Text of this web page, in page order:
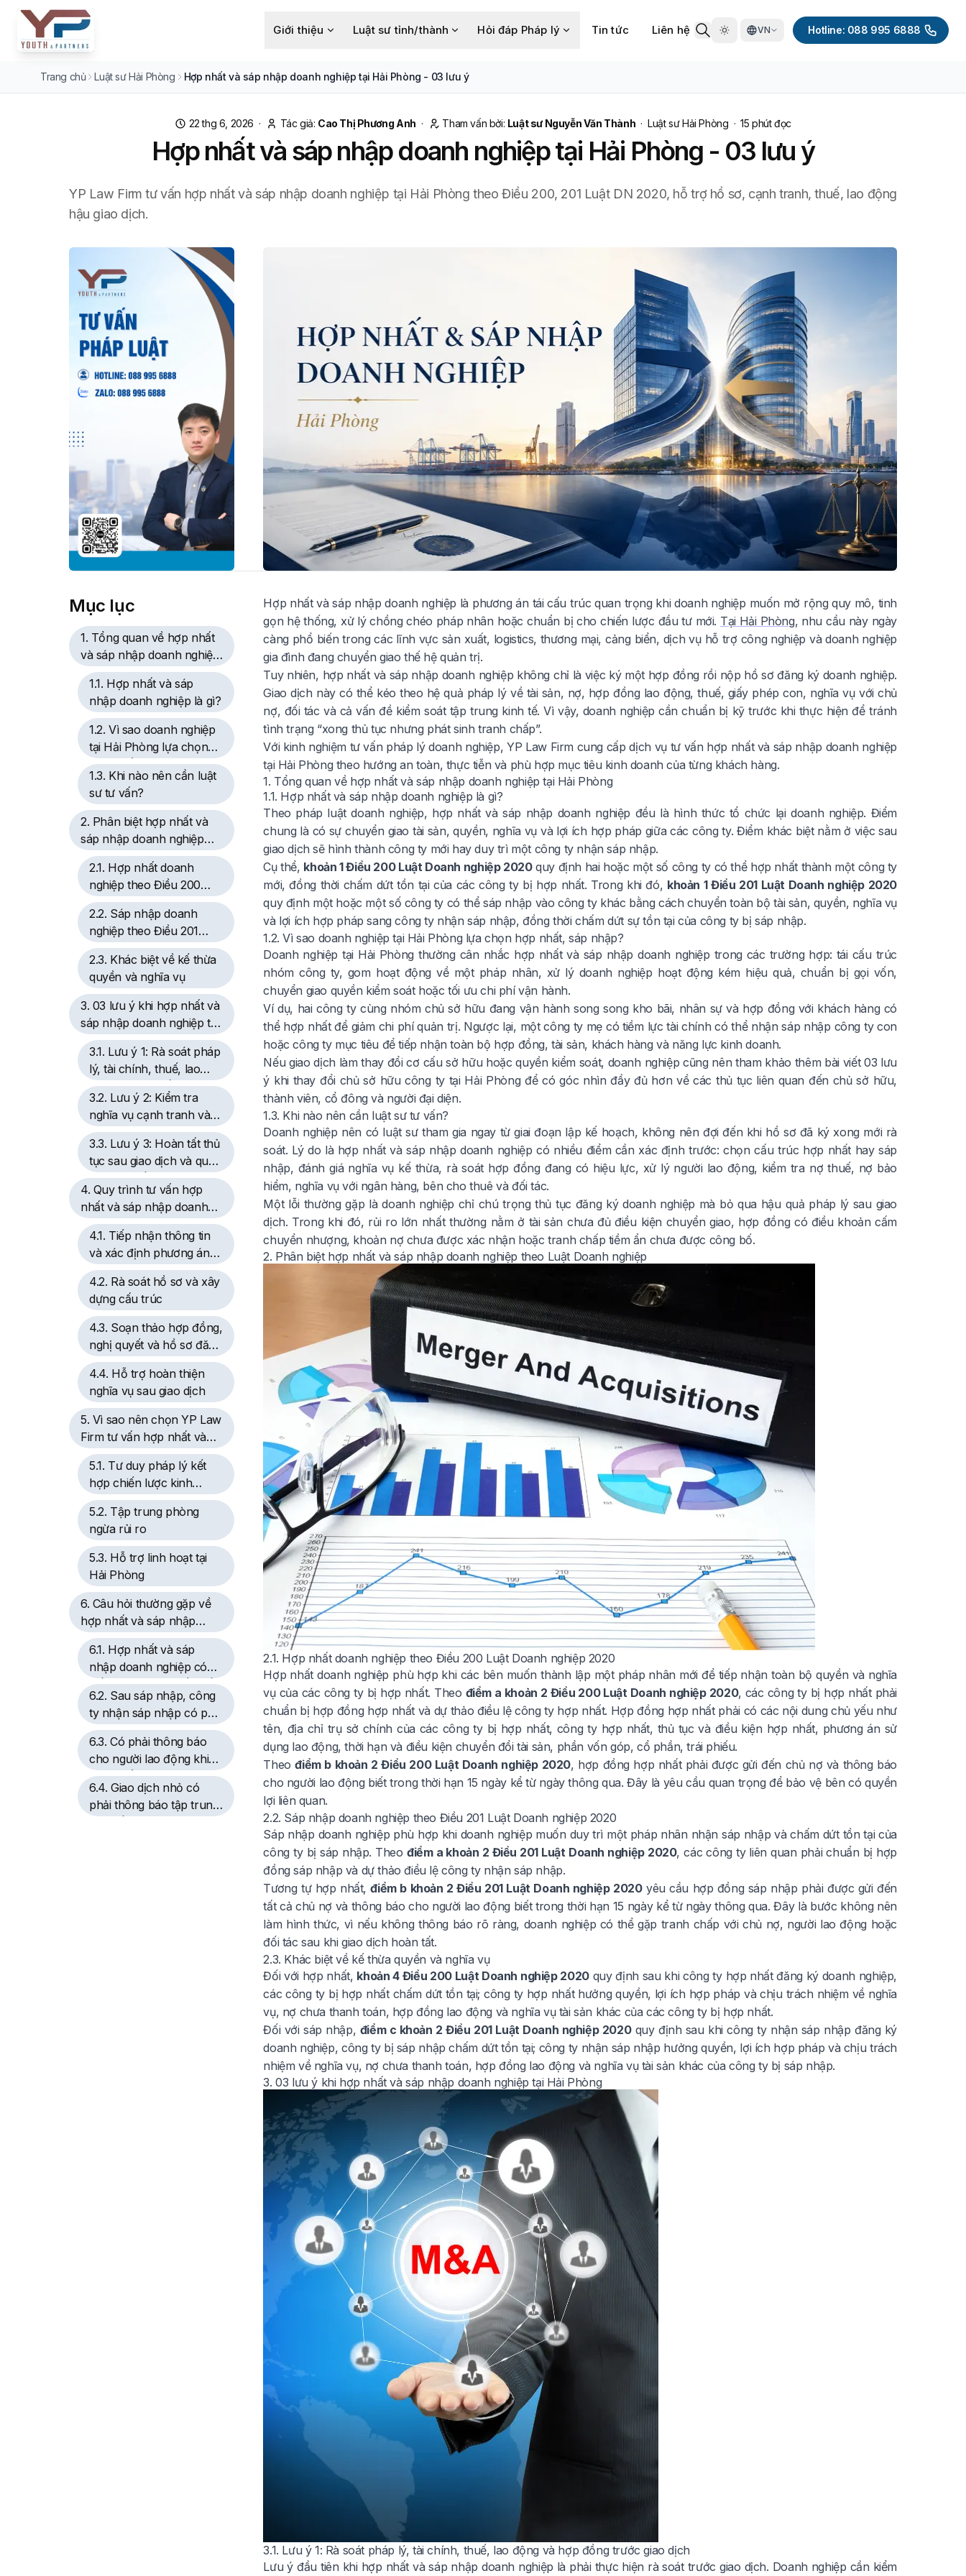
Giới thiệu Luật sư tỉnh/thành Hỏi đáp Pháp lý Tin tức Liên hệ VN Hotline: 088 995 6888
Trang chủ Luật sư Hải Phòng Hợp nhất và sáp nhập doanh nghiệp tại Hải Phòng - 03 lưu ý
22 thg 6, 2026 · Tác giả: Cao Thị Phương Anh · Tham vấn bởi: Luật sư Nguyễn Văn Thành ·Luật sư Hải Phòng ·15 phút đọc
Hợp nhất và sáp nhập doanh nghiệp tại Hải Phòng - 03 lưu ý
YP Law Firm tư vấn hợp nhất và sáp nhập doanh nghiệp tại Hải Phòng theo Điều 200, 201 Luật DN 2020, hỗ trợ hồ sơ, cạnh tranh, thuế, lao động
hậu giao dịch.
Mục lục
1. Tổng quan về hợp nhất
và sáp nhập doanh nghiệp
tại Hải Phòng
1.1. Hợp nhất và sáp
nhập doanh nghiệp là gì?
1.2. Vì sao doanh nghiệp
tại Hải Phòng lựa chọn
hợp nhất, sáp nhập?
1.3. Khi nào nên cần luật
sư tư vấn?
2. Phân biệt hợp nhất và
sáp nhập doanh nghiệp
theo Luật Doanh nghiệp
2.1. Hợp nhất doanh
nghiệp theo Điều 200
Luật Doanh nghiệp 2020
2.2. Sáp nhập doanh
nghiệp theo Điều 201
Luật Doanh nghiệp 2020
2.3. Khác biệt về kế thừa
quyền và nghĩa vụ
3. 03 lưu ý khi hợp nhất và
sáp nhập doanh nghiệp tại
Hải Phòng
3.1. Lưu ý 1: Rà soát pháp
lý, tài chính, thuế, lao
động và hợp đồng trước
giao dịch
3.2. Lưu ý 2: Kiểm tra
nghĩa vụ cạnh tranh và
thông báo tập trung kinh
tế
3.3. Lưu ý 3: Hoàn tất thủ
tục sau giao dịch và quản
trị rủi ro kế thừa
4. Quy trình tư vấn hợp
nhất và sáp nhập doanh
nghiệp của YP Law Firm
4.1. Tiếp nhận thông tin
và xác định phương án
giao dịch
4.2. Rà soát hồ sơ và xây
dựng cấu trúc
4.3. Soạn thảo hợp đồng,
nghị quyết và hồ sơ đăng
ký
4.4. Hỗ trợ hoàn thiện
nghĩa vụ sau giao dịch
5. Vì sao nên chọn YP Law
Firm tư vấn hợp nhất và
sáp nhập doanh nghiệp?
5.1. Tư duy pháp lý kết
hợp chiến lược kinh
doanh
5.2. Tập trung phòng
ngừa rủi ro
5.3. Hỗ trợ linh hoạt tại
Hải Phòng
6. Câu hỏi thường gặp về
hợp nhất và sáp nhập
doanh nghiệp
6.1. Hợp nhất và sáp
nhập doanh nghiệp có
giống mua bán phần vốn
góp không?
6.2. Sau sáp nhập, công
ty nhận sáp nhập có phải
chịu nợ của công ty bị
sáp nhập không?
6.3. Có phải thông báo
cho người lao động khi
hợp nhất, sáp nhập
không?
6.4. Giao dịch nhỏ có
phải thông báo tập trung
Hợp nhất và sáp nhập doanh nghiệp là phương án tái cấu trúc quan trọng khi doanh nghiệp muốn mở rộng quy mô, tinh
gọn hệ thống, xử lý chồng chéo pháp nhân hoặc chuẩn bị cho chiến lược đầu tư mới. Tại Hải Phòng, nhu cầu này ngày
càng phổ biến trong các lĩnh vực sản xuất, logistics, thương mại, cảng biển, dịch vụ hỗ trợ công nghiệp và doanh nghiệp
gia đình đang chuyển giao thế hệ quản trị.
Tuy nhiên, hợp nhất và sáp nhập doanh nghiệp không chỉ là việc ký một hợp đồng rồi nộp hồ sơ đăng ký doanh nghiệp.
Giao dịch này có thể kéo theo hệ quả pháp lý về tài sản, nợ, hợp đồng lao động, thuế, giấy phép con, nghĩa vụ với chủ
nợ, đối tác và cả vấn đề kiểm soát tập trung kinh tế. Vì vậy, doanh nghiệp cần chuẩn bị kỹ trước khi thực hiện để tránh
tình trạng “xong thủ tục nhưng phát sinh tranh chấp”.
Với kinh nghiệm tư vấn pháp lý doanh nghiệp, YP Law Firm cung cấp dịch vụ tư vấn hợp nhất và sáp nhập doanh nghiệp
tại Hải Phòng theo hướng an toàn, thực tiễn và phù hợp mục tiêu kinh doanh của từng khách hàng.
1. Tổng quan về hợp nhất và sáp nhập doanh nghiệp tại Hải Phòng
1.1. Hợp nhất và sáp nhập doanh nghiệp là gì?
Theo pháp luật doanh nghiệp, hợp nhất và sáp nhập doanh nghiệp đều là hình thức tổ chức lại doanh nghiệp. Điểm
chung là có sự chuyển giao tài sản, quyền, nghĩa vụ và lợi ích hợp pháp giữa các công ty. Điểm khác biệt nằm ở việc sau
giao dịch sẽ hình thành công ty mới hay duy trì một công ty nhận sáp nhập.
Cụ thể, khoản 1 Điều 200 Luật Doanh nghiệp 2020quy định hai hoặc một số công ty có thể hợp nhất thành một công ty
mới, đồng thời chấm dứt tồn tại của các công ty bị hợp nhất. Trong khi đó, khoản 1 Điều 201 Luật Doanh nghiệp 2020
quy định một hoặc một số công ty có thể sáp nhập vào công ty khác bằng cách chuyển toàn bộ tài sản, quyền, nghĩa vụ
và lợi ích hợp pháp sang công ty nhận sáp nhập, đồng thời chấm dứt sự tồn tại của công ty bị sáp nhập.
1.2. Vì sao doanh nghiệp tại Hải Phòng lựa chọn hợp nhất, sáp nhập?
Doanh nghiệp tại Hải Phòng thường cân nhắc hợp nhất và sáp nhập doanh nghiệp trong các trường hợp: tái cấu trúc
nhóm công ty, gom hoạt động về một pháp nhân, xử lý doanh nghiệp hoạt động kém hiệu quả, chuẩn bị gọi vốn,
chuyển giao quyền kiểm soát hoặc tối ưu chi phí vận hành.
Ví dụ, hai công ty cùng nhóm chủ sở hữu đang vận hành song song kho bãi, nhân sự và hợp đồng với khách hàng có
thể hợp nhất để giảm chi phí quản trị. Ngược lại, một công ty mẹ có tiềm lực tài chính có thể nhận sáp nhập công ty con
hoặc công ty mục tiêu để tiếp nhận toàn bộ hợp đồng, tài sản, khách hàng và năng lực kinh doanh.
Nếu giao dịch làm thay đổi cơ cấu sở hữu hoặc quyền kiểm soát, doanh nghiệp cũng nên tham khảo thêm bài viết03 lưu
ý khi thay đổi chủ sở hữu công ty tại Hải Phòng để có góc nhìn đầy đủ hơn về các thủ tục liên quan đến chủ sở hữu,
thành viên, cổ đông và người đại diện.
1.3. Khi nào nên cần luật sư tư vấn?
Doanh nghiệp nên có luật sư tham gia ngay từ giai đoạn lập kế hoạch, không nên đợi đến khi hồ sơ đã ký xong mới rà
soát. Lý do là hợp nhất và sáp nhập doanh nghiệp có nhiều điểm cần xác định trước: chọn cấu trúc hợp nhất hay sáp
nhập, đánh giá nghĩa vụ kế thừa, rà soát hợp đồng đang có hiệu lực, xử lý người lao động, kiểm tra nợ thuế, nợ bảo
hiểm, nghĩa vụ với ngân hàng, bên cho thuê và đối tác.
Một lỗi thường gặp là doanh nghiệp chỉ chú trọng thủ tục đăng ký doanh nghiệp mà bỏ qua hậu quả pháp lý sau giao
dịch. Trong khi đó, rủi ro lớn nhất thường nằm ở tài sản chưa đủ điều kiện chuyển giao, hợp đồng có điều khoản cấm
chuyển nhượng, khoản nợ chưa được xác nhận hoặc tranh chấp tiềm ẩn chưa được công bố.
2. Phân biệt hợp nhất và sáp nhập doanh nghiệp theo Luật Doanh nghiệp
2.1. Hợp nhất doanh nghiệp theo Điều 200 Luật Doanh nghiệp 2020
Hợp nhất doanh nghiệp phù hợp khi các bên muốn thành lập một pháp nhân mới để tiếp nhận toàn bộ quyền và nghĩa
vụ của các công ty bị hợp nhất. Theo điểm a khoản 2 Điều 200 Luật Doanh nghiệp 2020, các công ty bị hợp nhất phải
chuẩn bị hợp đồng hợp nhất và dự thảo điều lệ công ty hợp nhất. Hợp đồng hợp nhất phải có các nội dung chủ yếu như
tên, địa chỉ trụ sở chính của các công ty bị hợp nhất, công ty hợp nhất, thủ tục và điều kiện hợp nhất, phương án sử
dụng lao động, thời hạn và điều kiện chuyển đổi tài sản, phần vốn góp, cổ phần, trái phiếu.
Theođiểm b khoản 2 Điều 200 Luật Doanh nghiệp 2020, hợp đồng hợp nhất phải được gửi đến chủ nợ và thông báo
cho người lao động biết trong thời hạn 15 ngày kể từ ngày thông qua. Đây là yêu cầu quan trọng để bảo vệ bên có quyền
lợi liên quan.
2.2. Sáp nhập doanh nghiệp theo Điều 201 Luật Doanh nghiệp 2020
Sáp nhập doanh nghiệp phù hợp khi doanh nghiệp muốn duy trì một pháp nhân nhận sáp nhập và chấm dứt tồn tại của
công ty bị sáp nhập. Theo điểm a khoản 2 Điều 201 Luật Doanh nghiệp 2020, các công ty liên quan phải chuẩn bị hợp
đồng sáp nhập và dự thảo điều lệ công ty nhận sáp nhập.
Tương tự hợp nhất,điểm b khoản 2 Điều 201 Luật Doanh nghiệp 2020yêu cầu hợp đồng sáp nhập phải được gửi đến
tất cả chủ nợ và thông báo cho người lao động biết trong thời hạn 15 ngày kể từ ngày thông qua. Đây là bước không nên
làm hình thức, vì nếu không thông báo rõ ràng, doanh nghiệp có thể gặp tranh chấp với chủ nợ, người lao động hoặc
đối tác sau khi giao dịch hoàn tất.
2.3. Khác biệt về kế thừa quyền và nghĩa vụ
Đối với hợp nhất, khoản 4 Điều 200 Luật Doanh nghiệp 2020quy định sau khi công ty hợp nhất đăng ký doanh nghiệp,
các công ty bị hợp nhất chấm dứt tồn tại; công ty hợp nhất hưởng quyền, lợi ích hợp pháp và chịu trách nhiệm về nghĩa
vụ, nợ chưa thanh toán, hợp đồng lao động và nghĩa vụ tài sản khác của các công ty bị hợp nhất.
Đối với sáp nhập, điểm c khoản 2 Điều 201 Luật Doanh nghiệp 2020quy định sau khi công ty nhận sáp nhập đăng ký
doanh nghiệp, công ty bị sáp nhập chấm dứt tồn tại; công ty nhận sáp nhập hưởng quyền, lợi ích hợp pháp và chịu trách
nhiệm về nghĩa vụ, nợ chưa thanh toán, hợp đồng lao động và nghĩa vụ tài sản khác của công ty bị sáp nhập.
3. 03 lưu ý khi hợp nhất và sáp nhập doanh nghiệp tại Hải Phòng
3.1. Lưu ý 1: Rà soát pháp lý, tài chính, thuế, lao động và hợp đồng trước giao dịch
Lưu ý đầu tiên khi hợp nhất và sáp nhập doanh nghiệp là phải thực hiện rà soát trước giao dịch. Doanh nghiệp cần kiểm